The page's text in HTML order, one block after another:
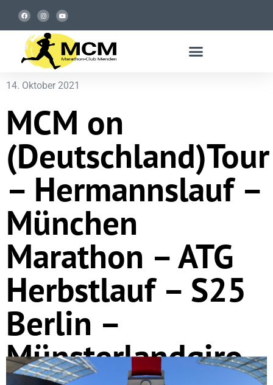
14. Oktober 2021
MCM on
(Deutschland)Tour
– Hermannslauf –
München
Marathon – ATG
Herbstlauf – S25
Berlin –
Münsterlandgiro